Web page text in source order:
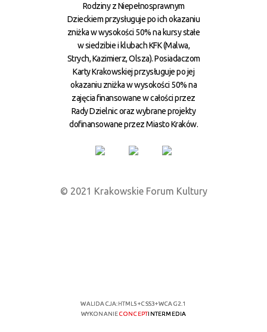
Rodziny z Niepełnosprawnym
Dzieckiem przysługuje po ich okazaniu
zniżka w wysokości 50% na kursy stałe
w siedzibie i klubach KFK (Malwa,
Strych, Kazimierz, Olsza). Posiadaczom
Karty Krakowskiej przysługuje po jej
okazaniu zniżka w wysokości 50% na
zajęcia finansowane w całości przez
Rady Dzielnic oraz wybrane projekty
dofinansowane przez Miasto Kraków.
© 2021 Krakowskie Forum Kultury
WALIDACJA:HTML5+CSS3+WCAG 2.1
WYKONANIECONCEPTINTERMEDIA